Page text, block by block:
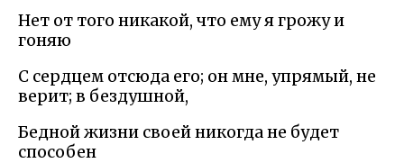
Нет от того никакой, что ему я грожу и
гоняю
С сердцем отсюда его; он мне, упрямый, не
верит; в бездушной,
Бедной жизни своей никогда не будет
способен